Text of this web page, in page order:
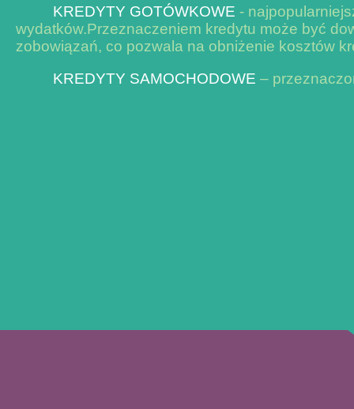
KREDYTY GOTÓWKOWE -
wydatków.Przeznaczeniem kredytu może być
zobowiązań, co pozwala na obniżenie kosztów
KREDYTY SAMOCHODOWE –